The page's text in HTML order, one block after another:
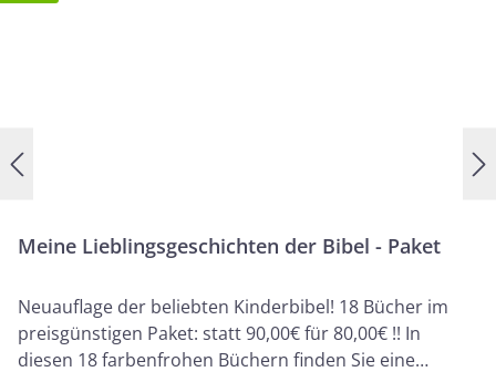
Meine Lieblingsgeschichten der Bibel - Paket
Neuauflage der beliebten Kinderbibel! 18 Bücher im
preisgünstigen Paket: statt 90,00€ für 80,00€ !! In
diesen 18 farbenfrohen Büchern finden Sie eine